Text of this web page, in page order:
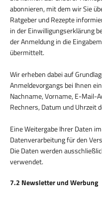
abonnieren, mit dem wir Sie
Ratgeber und Rezepte
in der Einwilligungserklärung
der Anmeldung in die
übermittelt.
Wir erheben dabei auf
Anmeldevorgangs bei Ihnen
Nachname, Vorname, E-Mail-
Rechners, Datum und Uhrzeit
Eine Weitergabe Ihrer Daten
Datenverarbeitung für den
Die Daten werden
verwendet.
7.2 Newsletter und Werbung